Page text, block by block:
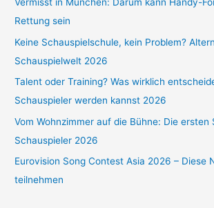
Vermisst in München: Darum kann Handy-
Rettung sein
Keine Schauspielschule, kein Problem?
Schauspielwelt 2026
Talent oder Training? Was wirklich
Schauspieler werden kannst 2026
Vom Wohnzimmer auf die Bühne: Die ersten
Schauspieler 2026
Eurovision Song Contest Asia 2026 – Diese
teilnehmen